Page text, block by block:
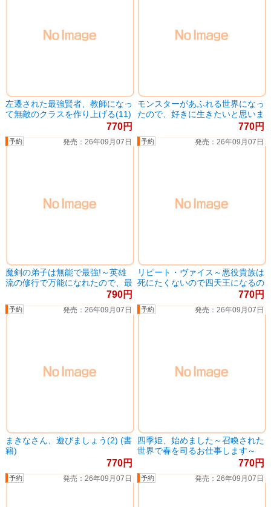
左遷された最強賢者、教師になっ
て無敵のクラスを作り上げる(11)
770
モンスターがあふれる世界になっ
たので、好きに生きたいと思いま
770
魔剣の弟子は無能で最強!～英雄
流の修行で万能になれたので、最
強を目指します～(コミック)(10)
(完) (書籍)
26年09月07日
790
リピート・ヴァイス～悪役貴族は
死にたくないので四天王になるの
26年09月07日
770
まきなさん、遊びましょう(2) (書
籍)
26年09月07日
770
四季姫、始めました～召喚された
世界で春を司るお仕事します～
26年09月07日
770
26年09月07日 26年09月07日